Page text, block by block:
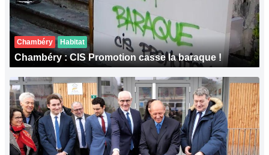
Chambéry Habitat
Chambéry : CIS Promotion casse la baraque !